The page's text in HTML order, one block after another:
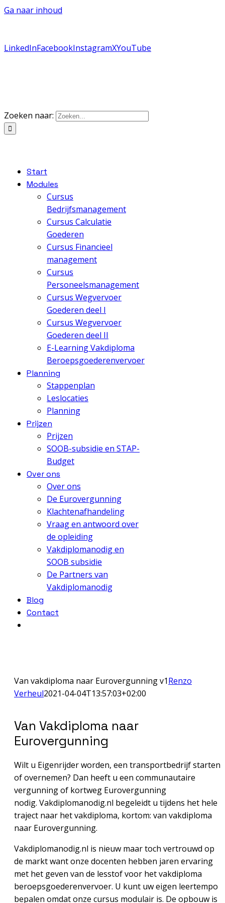
Ga naar inhoud
LinkedInFacebookInstagramXYouTube
Zoeken naar:
Start
Modules
Cursus
Bedrijfsmanagement
Cursus Calculatie
Goederen
Cursus Financieel
management
Cursus
Personeelsmanagement
Cursus Wegvervoer
Goederen deel I
Cursus Wegvervoer
Goederen deel II
E-Learning Vakdiploma
Beroepsgoederenvervoer
Planning
Stappenplan
Leslocaties
Planning
Prijzen
Prijzen
SOOB-subsidie en STAP-
Budget
Over ons
Over ons
De Eurovergunning
Klachtenafhandeling
Vraag en antwoord over
de opleiding
Vakdiplomanodig en
SOOB subsidie
De Partners van
Vakdiplomanodig
Blog
Contact
Van vakdiploma naar Eurovergunning v1Renzo
Verheul2021-04-04T13:57:03+02:00
Van Vakdiploma naar
Eurovergunning
Wilt u Eigenrijder worden, een transportbedrijf starten
of overnemen? Dan heeft u een communautaire
vergunning of kortweg Eurovergunning
nodig. Vakdiplomanodig.nl begeleidt u tijdens het hele
traject naar het vakdiploma, kortom: van vakdiploma
naar Eurovergunning.
Vakdiplomanodig.nl is nieuw maar toch vertrouwd op
de markt want onze docenten hebben jaren ervaring
met het geven van de lesstof voor het vakdiploma
beroepsgoederenvervoer. U kunt uw eigen leertempo
bepalen omdat onze cursus modulair is. De opbouw is